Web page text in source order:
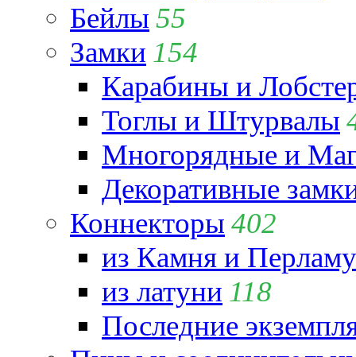
Бейлы 55
Замки 154
Карабины и
Тоглы и Штурвалы
Многорядные и
Декоративные
Коннекторы 402
из Камня и
из латуни 118
Последние